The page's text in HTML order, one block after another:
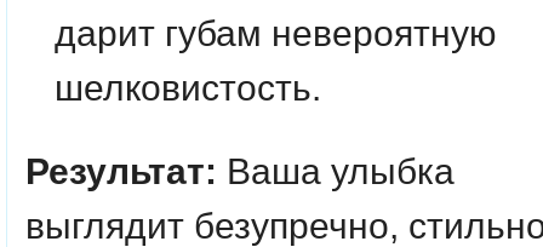
дарит губам невероятную
шелковистость.
Результат: Ваша улыбка
выглядит безупречно,